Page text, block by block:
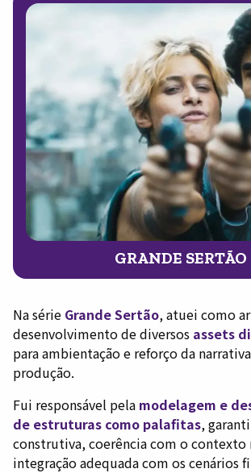
GRANDE SERTÃO
Na série Grande Sertão, atuei como
desenvolvimento de diversos assets
para ambientação e reforço da
produção.
Fui responsável pela modelagem e
de estruturas como palafitas,
construtiva, coerência com o contexto
integração adequada com os cenários